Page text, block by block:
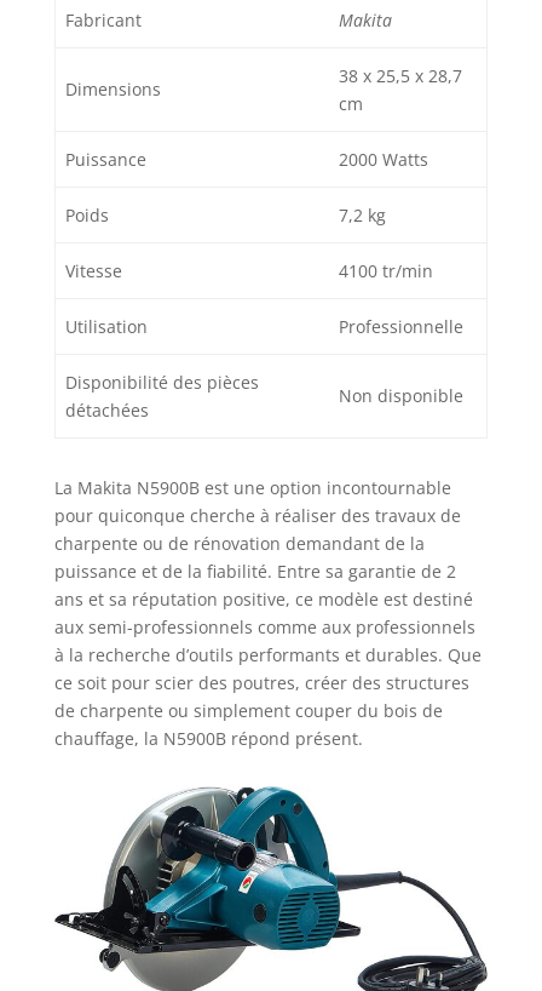
Fabricant Makita
Dimensions
38 x 25,5 x 28,7
cm
Puissance 2000 Watts
Poids 7,2 kg
Vitesse 4100 tr/min
Utilisation Professionnelle
Disponibilité des pièces
détachées
Non disponible
La Makita N5900B est une option incontournable
pour quiconque cherche à réaliser des travaux de
charpente ou de rénovation demandant de la
puissance et de la fiabilité. Entre sa garantie de 2
ans et sa réputation positive, ce modèle est destiné
aux semi-professionnels comme aux professionnels
à la recherche d’outils performants et durables. Que
ce soit pour scier des poutres, créer des structures
de charpente ou simplement couper du bois de
chauffage, la N5900B répond présent.